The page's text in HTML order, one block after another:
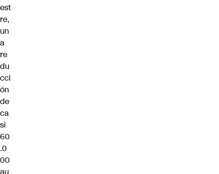
est
re,
un
a
re
du
cci
ón
de
ca
si
60
.0
00
au